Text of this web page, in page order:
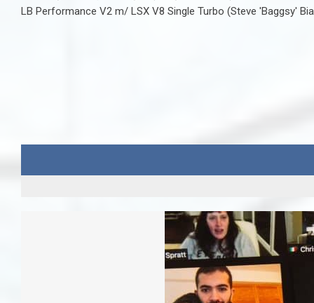
LB Performance V2 m/ LSX V8 Single Turbo (Steve 'Baggsy'